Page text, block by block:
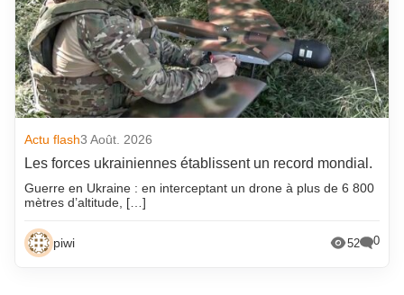
Actu flash3 Août. 2026
Les forces ukrainiennes établissent un record mondial.
Guerre en Ukraine : en interceptant un drone à plus de 6 800
mètres d’altitude, […]
piwi 52 0